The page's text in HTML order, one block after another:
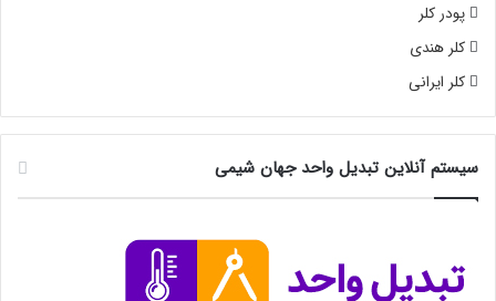
پودر کلر
کلر هندی
کلر ایرانی
سیستم آنلاین تبدیل واحد جهان شیمی